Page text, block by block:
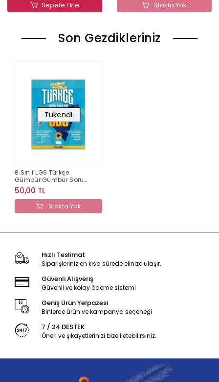
Sepete Ekle Stokta Yok
Son Gezdikleriniz
Tükendi
8.Sınıf LGS Türkçe
Gümbür Gümbür Soru
Föyleri
50,00 TL
Stokta Yok
Hızlı Teslimat
Siparişleriniz en kısa sürede elinize ulaşır.
Güvenli Alışveriş
Güvenli ve kolay ödeme sistemi
Geniş Ürün Yelpazesi
Binlerce ürün ve kampanya seçeneği
7 / 24 DESTEK
Öneri ve şikayetlerinizi bize iletebilirsiniz.